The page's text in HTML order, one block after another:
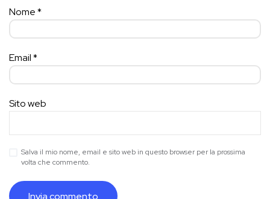
Nome*
Email*
Sito web
Salva il mio nome, email e sito web in questo browser per la prossima
volta che commento.